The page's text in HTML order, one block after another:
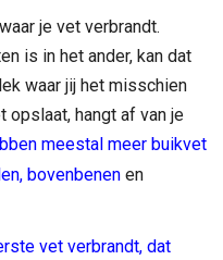
je vet verbrandt.
is in het ander, kan dat
waar jij het misschien
opslaat, hangt af van je
meestal meer buikvet
bovenbenen en
vet verbrandt, dat